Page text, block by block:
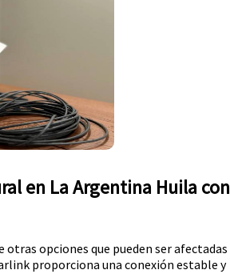
en La Argentina Huila con
opciones que pueden ser afectadas
proporciona una conexión estable y